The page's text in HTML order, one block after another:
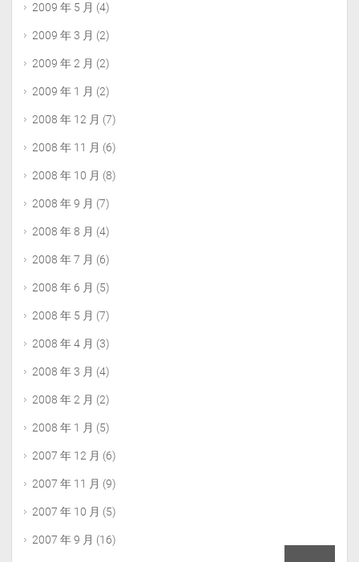
2009 年 5 月 (4)
2009 年 3 月 (2)
2009 年 2 月 (2)
2009 年 1 月 (2)
2008 年 12 月 (7)
2008 年 11 月 (6)
2008 年 10 月 (8)
2008 年 9 月 (7)
2008 年 8 月 (4)
2008 年 7 月 (6)
2008 年 6 月 (5)
2008 年 5 月 (7)
2008 年 4 月 (3)
2008 年 3 月 (4)
2008 年 2 月 (2)
2008 年 1 月 (5)
2007 年 12 月 (6)
2007 年 11 月 (9)
2007 年 10 月 (5)
2007 年 9 月 (16)